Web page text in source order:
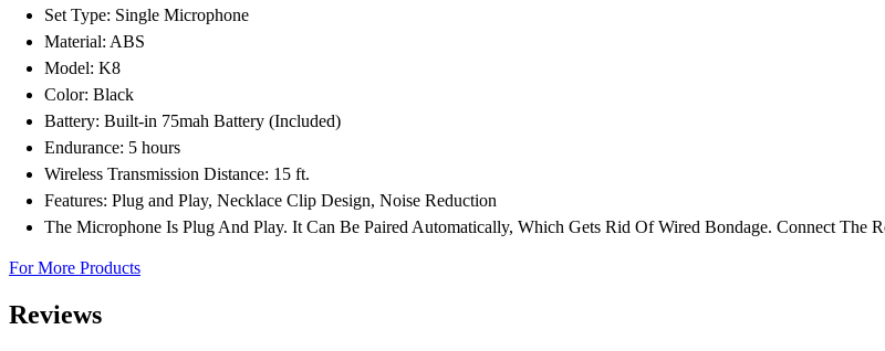
Set Type: Single Microphone
Material: ABS
Model: K8
Color: Black
Battery: Built-in 75mah Battery (Included)
Endurance: 5 hours
Wireless Transmission Distance: 15 ft.
Features: Plug and Play, Necklace Clip Design, Noise Reduction
The Microphone Is Plug And Play. It Can Be Paired Automatically, Which Gets Rid Of Wired Bondage. Connect The
For More Products
Reviews